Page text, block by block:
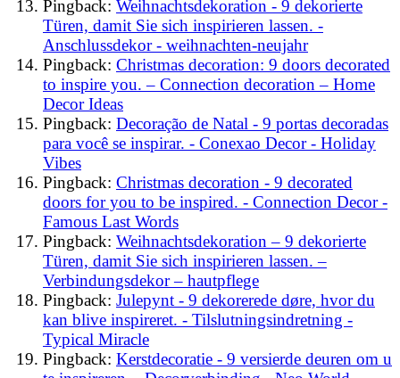
Pingback: Weihnachtsdekoration - 9 dekorierte
Türen, damit Sie sich inspirieren lassen. -
Anschlussdekor - weihnachten-neujahr
Pingback: Christmas decoration: 9 doors decorated
to inspire you. – Connection decoration – Home
Decor Ideas
Pingback: Decoração de Natal - 9 portas decoradas
para você se inspirar. - Conexao Decor - Holiday
Vibes
Pingback: Christmas decoration - 9 decorated
doors for you to be inspired. - Connection Decor -
Famous Last Words
Pingback: Weihnachtsdekoration – 9 dekorierte
Türen, damit Sie sich inspirieren lassen. –
Verbindungsdekor – hautpflege
Pingback: Julepynt - 9 dekorerede døre, hvor du
kan blive inspireret. - Tilslutningsindretning -
Typical Miracle
Pingback: Kerstdecoratie - 9 versierde deuren om u